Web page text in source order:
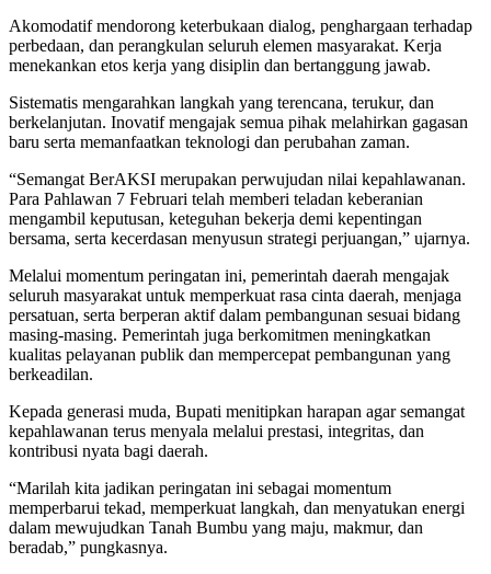
Akomodatif mendorong keterbukaan dialog, penghargaan terhadap
perbedaan, dan perangkulan seluruh elemen masyarakat. Kerja
menekankan etos kerja yang disiplin dan bertanggung jawab.
Sistematis mengarahkan langkah yang terencana, terukur, dan
berkelanjutan. Inovatif mengajak semua pihak melahirkan gagasan
baru serta memanfaatkan teknologi dan perubahan zaman.
“Semangat BerAKSI merupakan perwujudan nilai kepahlawanan.
Para Pahlawan 7 Februari telah memberi teladan keberanian
mengambil keputusan, keteguhan bekerja demi kepentingan
bersama, serta kecerdasan menyusun strategi perjuangan,” ujarnya.
Melalui momentum peringatan ini, pemerintah daerah mengajak
seluruh masyarakat untuk memperkuat rasa cinta daerah, menjaga
persatuan, serta berperan aktif dalam pembangunan sesuai bidang
masing-masing. Pemerintah juga berkomitmen meningkatkan
kualitas pelayanan publik dan mempercepat pembangunan yang
berkeadilan.
Kepada generasi muda, Bupati menitipkan harapan agar semangat
kepahlawanan terus menyala melalui prestasi, integritas, dan
kontribusi nyata bagi daerah.
“Marilah kita jadikan peringatan ini sebagai momentum
memperbarui tekad, memperkuat langkah, dan menyatukan energi
dalam mewujudkan Tanah Bumbu yang maju, makmur, dan
beradab,” pungkasnya.